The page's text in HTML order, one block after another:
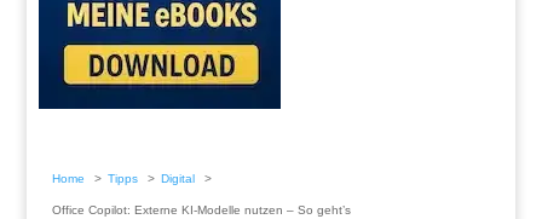
Home Tipps Digital
Office Copilot: Externe KI-Modelle nutzen – So geht’s